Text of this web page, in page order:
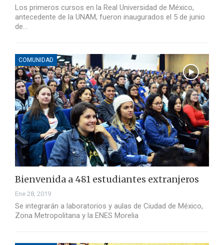
Los primeros cursos en la Real Universidad de México,
antecedente de la UNAM, fueron inaugurados el 5 de junio
de…
COMUNIDAD
Bienvenida a 481 estudiantes extranjeros
Ene 28, 2019
Se integrarán a laboratorios y aulas de Ciudad de México,
Zona Metropolitana y la ENES Morelia